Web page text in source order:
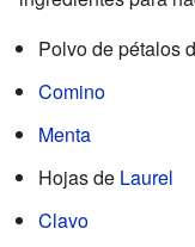
Polvo de pétalos
Comino
Menta
Hojas de Laurel
Clavo